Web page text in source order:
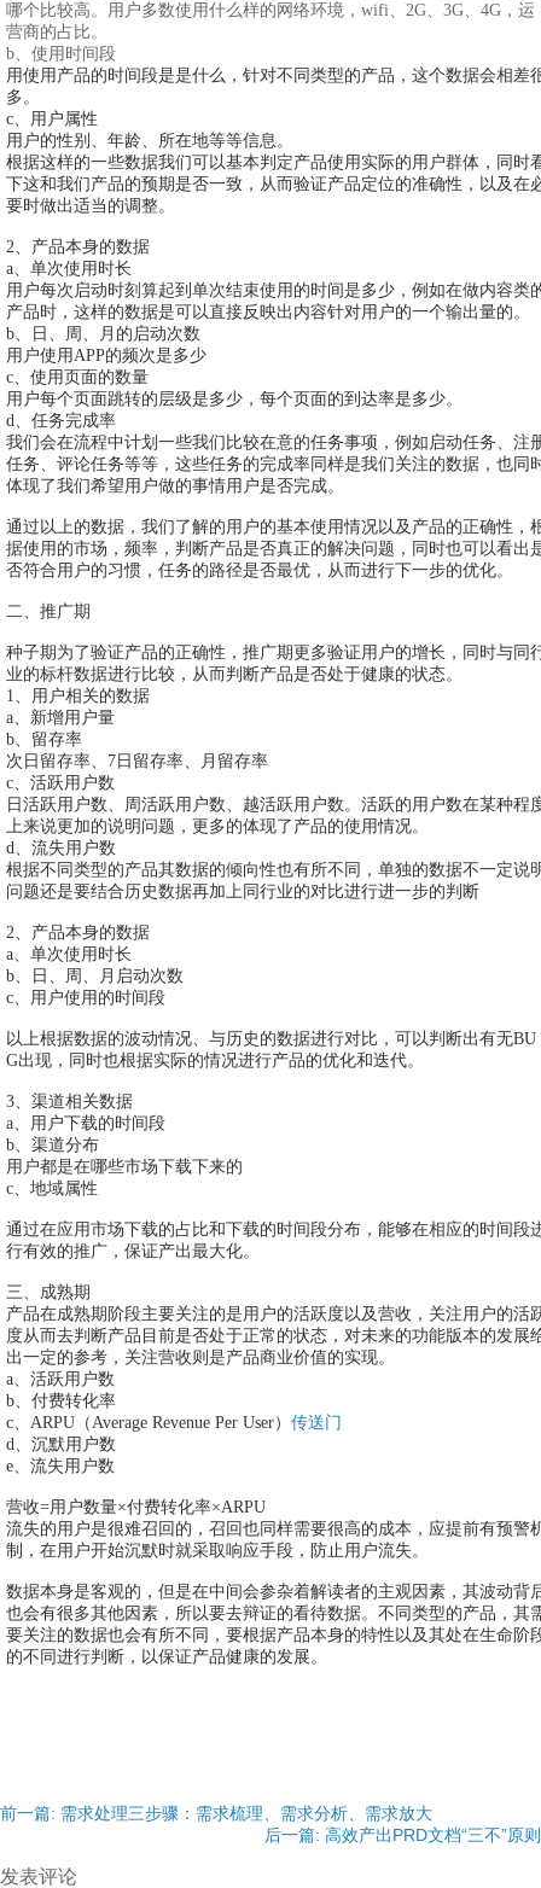
哪个比较高。用户多数使用什么样的网络环境，wifi、2G、3G、4G，运
营商的占比。
b、使用时间段
用使用产品的时间段是是什么，针对不同类型的产品，这个数据会相差
多。
c、用户属性
用户的性别、年龄、所在地等等信息。
根据这样的一些数据我们可以基本判定产品使用实际的用户群体，同时
下这和我们产品的预期是否一致，从而验证产品定位的准确性，以及在
要时做出适当的调整。
2、产品本身的数据
a、单次使用时长
用户每次启动时刻算起到单次结束使用的时间是多少，例如在做内容类
产品时，这样的数据是可以直接反映出内容针对用户的一个输出量的。
b、日、周、月的启动次数
用户使用APP的频次是多少
c、使用页面的数量
用户每个页面跳转的层级是多少，每个页面的到达率是多少。
d、任务完成率
我们会在流程中计划一些我们比较在意的任务事项，例如启动任务、注
任务、评论任务等等，这些任务的完成率同样是我们关注的数据，也同
体现了我们希望用户做的事情用户是否完成。
通过以上的数据，我们了解的用户的基本使用情况以及产品的正确性，
据使用的市场，频率，判断产品是否真正的解决问题，同时也可以看出
否符合用户的习惯，任务的路径是否最优，从而进行下一步的优化。
二、推广期
种子期为了验证产品的正确性，推广期更多验证用户的增长，同时与同
业的标杆数据进行比较，从而判断产品是否处于健康的状态。
1、用户相关的数据
a、新增用户量
b、留存率
次日留存率、7日留存率、月留存率
c、活跃用户数
日活跃用户数、周活跃用户数、越活跃用户数。活跃的用户数在某种程
上来说更加的说明问题，更多的体现了产品的使用情况。
d、流失用户数
根据不同类型的产品其数据的倾向性也有所不同，单独的数据不一定说
问题还是要结合历史数据再加上同行业的对比进行进一步的判断
2、产品本身的数据
a、单次使用时长
b、日、周、月启动次数
c、用户使用的时间段
以上根据数据的波动情况、与历史的数据进行对比，可以判断出有无BU
G出现，同时也根据实际的情况进行产品的优化和迭代。
3、渠道相关数据
a、用户下载的时间段
b、渠道分布
用户都是在哪些市场下载下来的
c、地域属性
通过在应用市场下载的占比和下载的时间段分布，能够在相应的时间段
行有效的推广，保证产出最大化。
三、成熟期
产品在成熟期阶段主要关注的是用户的活跃度以及营收，关注用户的活
度从而去判断产品目前是否处于正常的状态，对未来的功能版本的发展
出一定的参考，关注营收则是产品商业价值的实现。
a、活跃用户数
b、付费转化率
c、ARPU（Average Revenue Per User） 传送门
d、沉默用户数
e、流失用户数
营收=用户数量×付费转化率×ARPU
流失的用户是很难召回的，召回也同样需要很高的成本，应提前有预警
制，在用户开始沉默时就采取响应手段，防止用户流失。
数据本身是客观的，但是在中间会参杂着解读者的主观因素，其波动背
也会有很多其他因素，所以要去辩证的看待数据。不同类型的产品，其
要关注的数据也会有所不同，要根据产品本身的特性以及其处在生命阶
的不同进行判断，以保证产品健康的发展。
前一篇: 需求处理三步骤：需求梳理、需求分析、需求放大
后一篇: 高效产出PRD文档“三不”原则
发表评论